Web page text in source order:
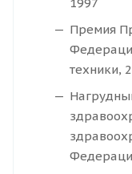
1997
Премия
техники,